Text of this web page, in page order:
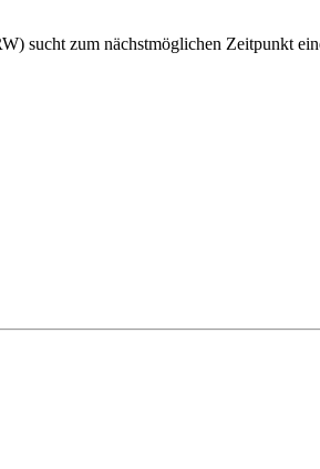
sucht zum nächst­möglichen Zeitpunkt